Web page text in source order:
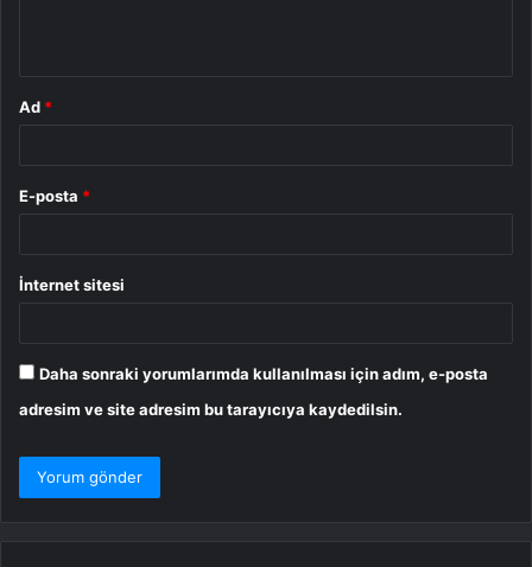
Ad *
E-posta *
İnternet sitesi
Daha sonraki yorumlarımda kullanılması için adım, e-posta
adresim ve site adresim bu tarayıcıya kaydedilsin.